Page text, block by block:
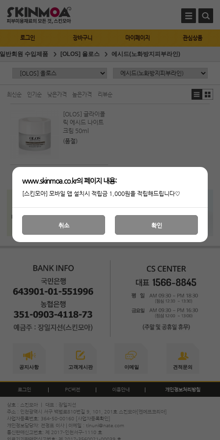
로그인 장바구니 마이페이지 관심상품
일반회원 수입제품 [OLOS] 올로스 에시드(노화방지피부라인)
최신순 인기순 낮은가격 높은가격 리뷰순
[OLOS] 글라이콜
릭 에시드 나이트
크림 50ml
(품절)
공지사항 고객게시판 이메일 견적문의
로그인 PC버전 이용안내 개인정보처리방침
상호 : 스킨모아 ㅣ 대표 : 장일지선
주소 : 인천광역시 서구 백범로810번길 9, 101, 201호 스킨모아[엔에프코리아]
사업자등록번호: 364-50-00160 [사업자등록확인]
개인정보담당자: 전정표 이사 | 이메일 : tinuni@nate.com
통신판매신고번호: 제 2017-인천서구-1110 호
www.skinmoa.co.kr의 페이지 내용:
[스킨모아] 모바일 앱 설치시 적립금 1,000원을 적립해드립니다♡
취소 확인